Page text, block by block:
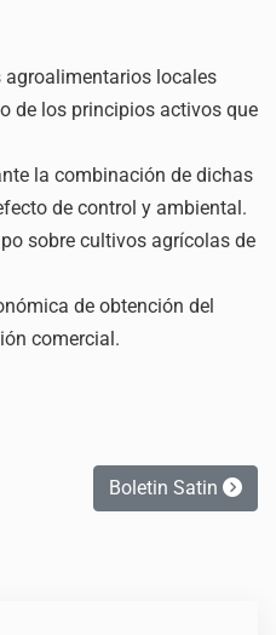
agroalimentarios locales
de los principios activos que
la combinación de dichas
de control y ambiental.
sobre cultivos agrícolas de
de obtención del
comercial.
Boletin Satin